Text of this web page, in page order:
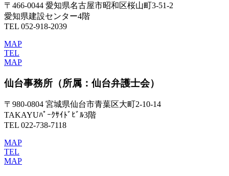
〒466-0044 愛知県名古屋市昭和区桜山町3-51-2
愛知県建設センター4階
TEL 052-918-2039
MAP
TEL
MAP
仙台事務所 （所属：仙台弁護士会）
〒980-0804 宮城県仙台市青葉区大町2-10-14
TAKAYUﾊﾟｰｸｻｲﾄﾞﾋﾞﾙ3階
TEL 022-738-7118
MAP
TEL
MAP